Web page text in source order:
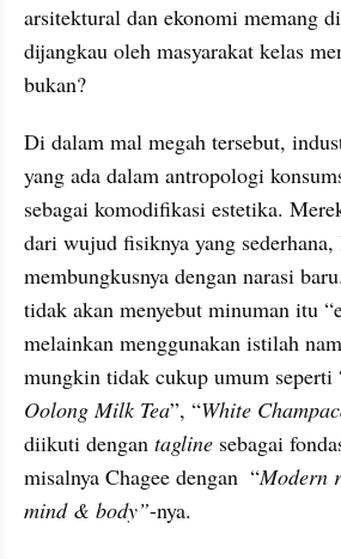
arsitektural dan ekonomi memang
dijangkau oleh masyarakat kelas
bukan?
Di dalam mal megah tersebut,
yang ada dalam antropologi
sebagai komodifikasi estetika.
dari wujud fisiknya yang
membungkusnya dengan narasi
tidak akan menyebut minuman itu
melainkan menggunakan istilah
mungkin tidak cukup umum seperti
Oolong Milk Tea”, “White
diikuti dengan tagline sebagai
misalnya Chagee dengan  “Modern
mind & body”-nya.